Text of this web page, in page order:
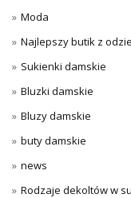
Moda
Najlepszy butik z
Sukienki damskie
Bluzki damskie
Bluzy damskie
buty damskie
news
Rodzaje dekoltów w